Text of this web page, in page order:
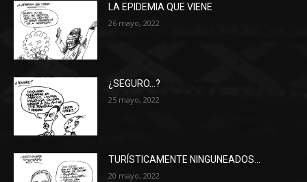
LA EPIDEMIA QUE VIENE
26 mayo, 2022
¿SEGURO…?
25 mayo, 2022
TURÍSTICAMENTE NINGUNEADOS…
20 mayo, 2022